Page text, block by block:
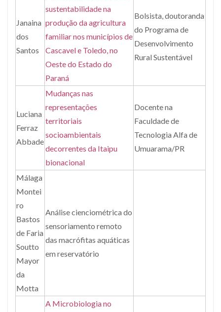
Janaina
dos
Santos
sustentabilidade na
produção da agricultura
familiar nos municípios de
Cascavel e Toledo, no
Oeste do Estado do
Paraná
Bolsista, doutoranda
do Programa de
Desenvolvimento
Rural Sustentável
Luciana
Ferraz
Abbade
Mudanças nas
representações
territoriais
socioambientais
decorrentes da Itaipu
bionacional
Docente na
Faculdade de
Tecnologia Alfa de
Umuarama/PR
Málaga
Montei
ro
Bastos
de Faria
Soutto
Mayor
da
Motta
Análise cienciométrica do
sensoriamento remoto
das macrófitas aquáticas
em reservatório
A Microbiologia no